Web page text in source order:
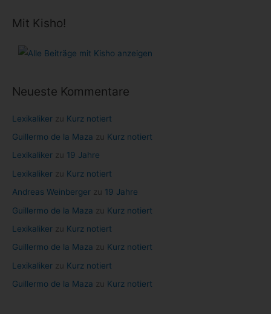
h
a
h
:
Mit Kisho!
Neueste Kommentare
Lexikaliker zu Kurz notiert
Guillermo de la Maza zu Kurz notiert
Lexikaliker zu 19 Jahre
Lexikaliker zu Kurz notiert
Andreas Weinberger zu 19 Jahre
Guillermo de la Maza zu Kurz notiert
Lexikaliker zu Kurz notiert
Guillermo de la Maza zu Kurz notiert
Lexikaliker zu Kurz notiert
Guillermo de la Maza zu Kurz notiert